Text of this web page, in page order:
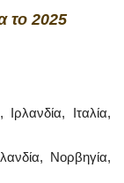
το 2025
Ιταλία,
Νορβηγία,